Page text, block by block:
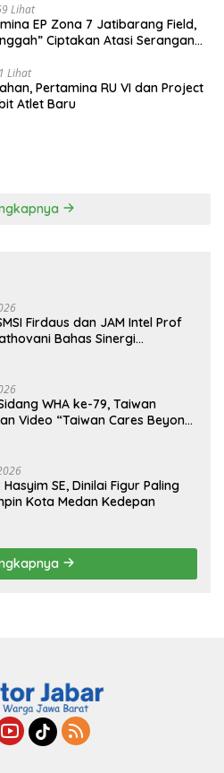
Lihat
EP Zona 7 Jatibarang Field,
Ciptakan Atasi Serangan
Lihat
Pertamina RU VI dan Project
Atlet Baru
Firdaus dan JAM Intel Prof
Bahas Sinergi
Pengawasan Program
WHA ke-79, Taiwan
Video “Taiwan Cares Beyond
Hasyim SE, Dinilai Figur Paling
Kota Medan Kedepan